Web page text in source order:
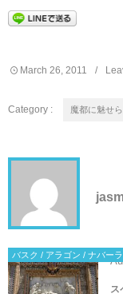
March 26 2011
Category : 魔都に魅せ
バスク / アラゴン / ナバーラ